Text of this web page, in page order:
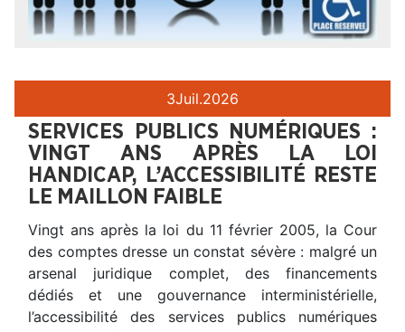
3Juil.2026
SERVICES PUBLICS NUMÉRIQUES :
VINGT ANS APRÈS LA LOI
HANDICAP, L’ACCESSIBILITÉ RESTE
LE MAILLON FAIBLE
Vingt ans après la loi du 11 février 2005, la Cour
des comptes dresse un constat sévère : malgré un
arsenal juridique complet, des financements
dédiés et une gouvernance interministérielle,
l’accessibilité des services publics numériques